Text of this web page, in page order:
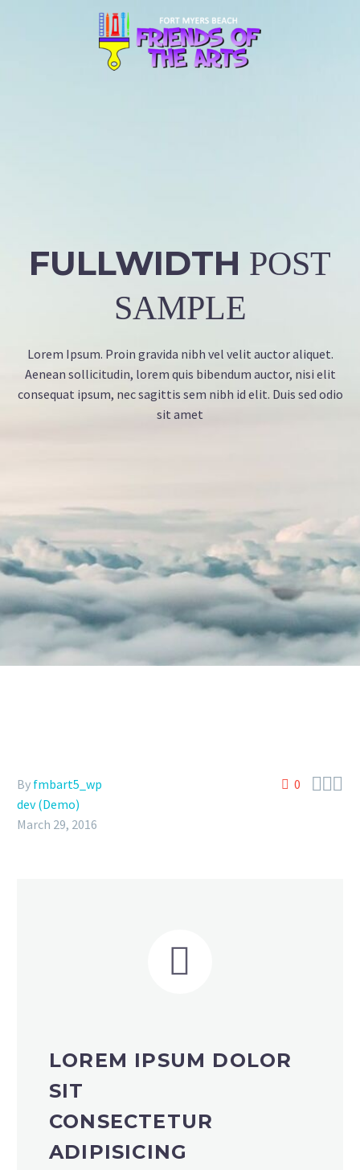
FULLWIDTH POST
SAMPLE
Lorem Ipsum. Proin gravida nibh vel velit auctor aliquet.
Aenean sollicitudin, lorem quis bibendum auctor, nisi elit
consequat ipsum, nec sagittis sem nibh id elit. Duis sed odio
sit amet
0 
By fmbart5_wp
dev (Demo)
March 29, 2016


LOREM IPSUM DOLOR
SIT
CONSECTETUR
ADIPISICING